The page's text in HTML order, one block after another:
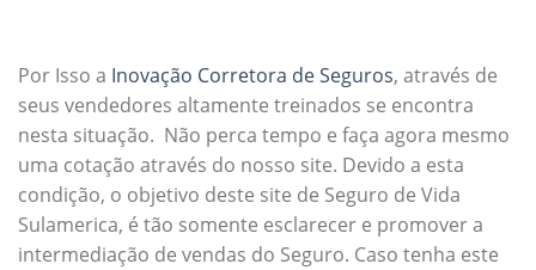
Por Isso a Inovação Corretora de Seguros, através de
seus vendedores altamente treinados se encontra
nesta situação. Não perca tempo e faça agora mesmo
uma cotação através do nosso site. Devido a esta
condição, o objetivo deste site de Seguro de Vida
Sulamerica, é tão somente esclarecer e promover a
intermediação de vendas do Seguro. Caso tenha este